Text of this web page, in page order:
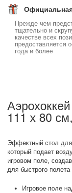
Официальная
Прежде чем
тщательно и
качестве всех
предоставляется
года и более
111 х 80
Эффектный стол
который подает
игровом поле,
для быстрого
Игровое поле